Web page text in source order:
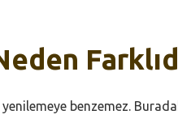
benzemez.